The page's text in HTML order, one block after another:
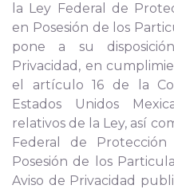
la Ley Federal de
en Posesión de los
pone a su
Privacidad, en
el artículo 16 de la
Estados Unidos
relativos de la Ley, así
Federal de
Posesión de los
Aviso de Privacidad